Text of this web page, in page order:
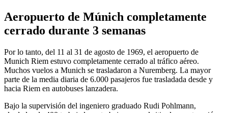
Aeropuerto de Múnich completamente
cerrado durante 3 semanas
Por lo tanto, del 11 al 31 de agosto de 1969, el aeropuerto de
Munich Riem estuvo completamente cerrado al tráfico aéreo.
Muchos vuelos a Munich se trasladaron a Nuremberg. La mayor
parte de la media diaria de 6.000 pasajeros fue trasladada desde y
hacia Riem en autobuses lanzadera.
Bajo la supervisión del ingeniero graduado Rudi Pohlmann,